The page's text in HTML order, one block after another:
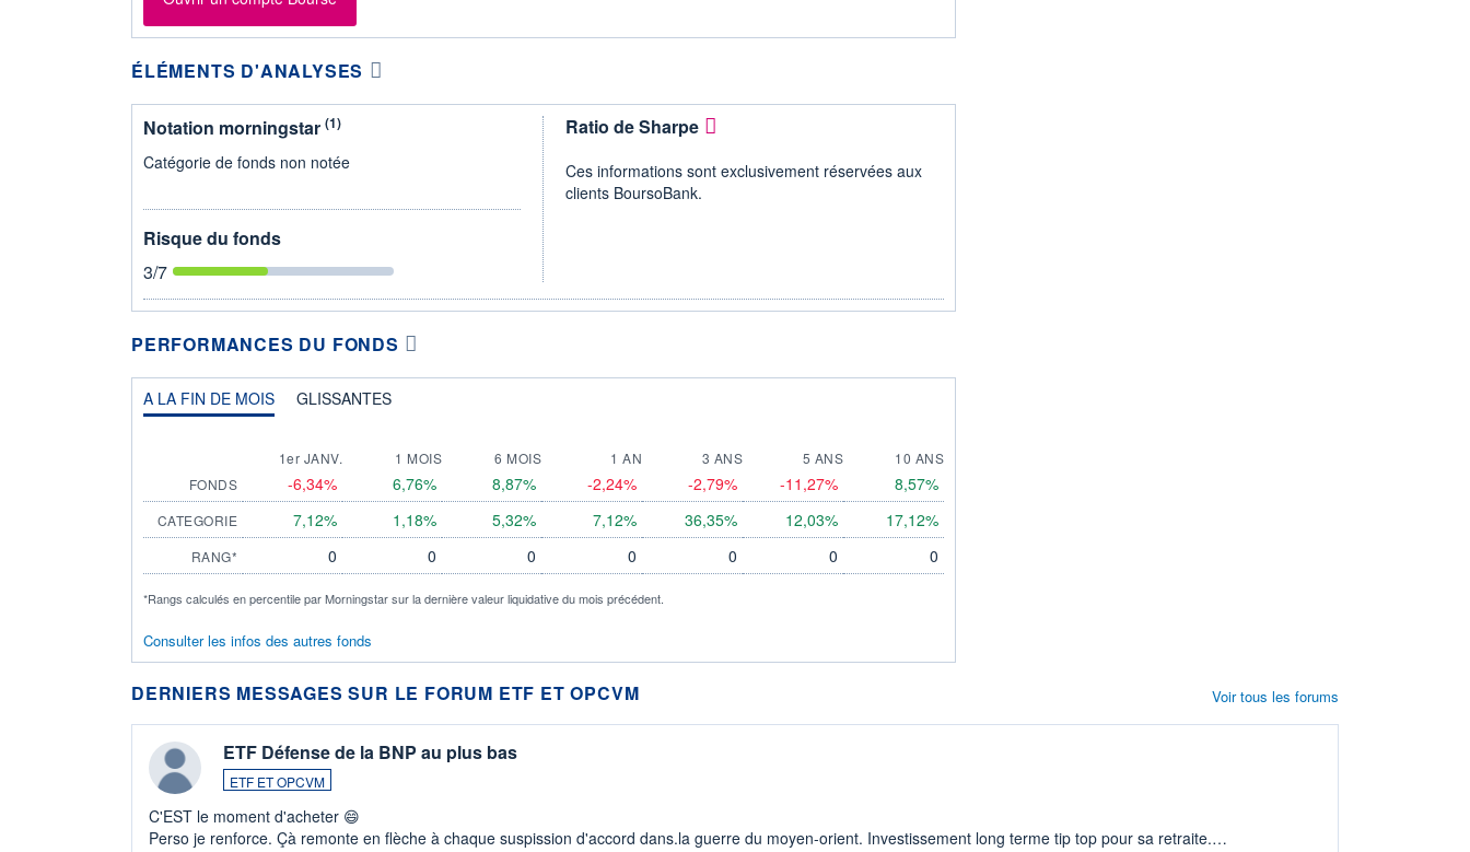
ÉLÉMENTS D'ANALYSES
Notation morningstar (1)
Catégorie de fonds non notée
Risque du fonds
3/7
Ratio de Sharpe
Ces informations sont exclusivement réservées aux
clients BoursoBank.
PERFORMANCES DU FONDS
A LA FIN DE MOIS GLISSANTES
1er JANV. 1 MOIS 6 MOIS 1 AN 3 ANS 5 ANS
10 ANS
FONDS
-6,34% 6,76% 8,87% -2,24% -2,79% -11,27% 8,57%
CATEGORIE 7,12% 1,18% 5,32% 7,12% 36,35% 12,03% 17,12%
RANG* 0 0 0 0 0 0 0
*Rangs calculés en percentile par Morningstar sur la dernière valeur liquidative du mois précédent.
Consulter les infos des autres fonds
DERNIERS MESSAGES SUR LE FORUM ETF ET OPCVM
ETF Défense de la BNP au plus bas
ETF ET OPCVM
C'EST le moment d'acheter 😄​
Perso je renforce. Çà remonte en flèche à chaque suspission d'accord dans.la guerre du moyen-orient. Investissement long terme tip top pour sa retraite.
Voir tous les forums